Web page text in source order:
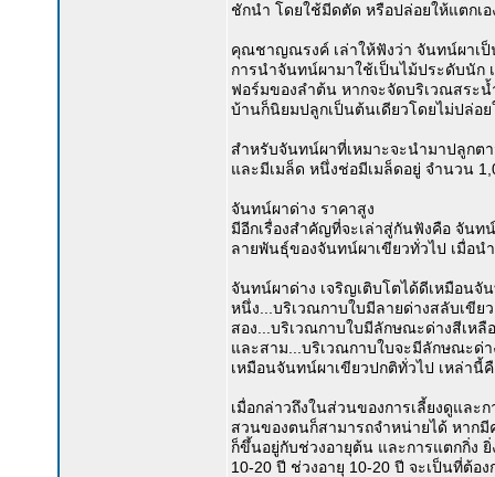
ชักนำ โดยใช้มีดตัด หรือปล่อยให้แตกเ
คุณชาญณรงค์ เล่าให้ฟังว่า จันทน์ผาเ
การนำจันทน์ผามาใช้เป็นไม้ประดับนัก
ฟอร์มของลำต้น หากจะจัดบริเวณสระน้
บ้านก็นิยมปลูกเป็นต้นเดียวโดยไม่ปล่อย
สำหรับจันทน์ผาที่เหมาะจะนำมาปลูกต
และมีเมล็ด หนึ่งช่อมีเมล็ดอยู่ จำนวน
จันทน์ผาด่าง ราคาสูง
มีอีกเรื่องสำคัญที่จะเล่าสู่กันฟังคือ จัน
ลายพันธุ์ของจันทน์ผาเขียวทั่วไป เมื่อ
จันทน์ผาด่าง เจริญเติบโตได้ดีเหมือน
หนึ่ง...บริเวณกาบใบมีลายด่างสลับเขีย
สอง...บริเวณกาบใบมีลักษณะด่างสีเหลื
และสาม...บริเวณกาบใบจะมีลักษณะด่
เหมือนจันทน์ผาเขียวปกติทั่วไป เหล่านี้
เมื่อกล่าวถึงในส่วนของการเลี้ยงดูและ
สวนของตนก็สามารถจำหน่ายได้ หาก
ก็ขึ้นอยู่กับช่วงอายุต้น และการแตกกิ่ง
10-20 ปี ช่วงอายุ 10-20 ปี จะเป็นที่ต้อ